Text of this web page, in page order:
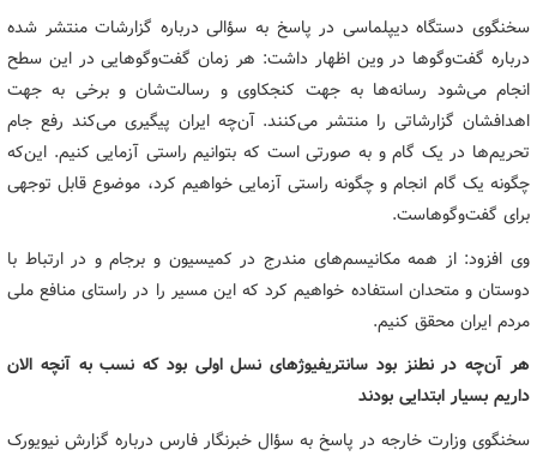
سخنگوی دستگاه دیپلماسی در پاسخ به سؤالی درباره گزارشات منتشر شده
درباره گفت‌وگوها در وین اظهار داشت: هر زمان گفت‌وگوهایی در این سطح
انجام می‌شود رسانه‌ها به جهت کنجکاوی و رسالت‌شان و برخی به جهت
اهدافشان گزارشاتی را منتشر می‌کنند. آن‌چه ایران پیگیری می‌کند رفع جام
تحریم‌ها در یک گام و به صورتی است که بتوانیم راستی آزمایی کنیم. این‌که
چگونه یک گام انجام و چگونه راستی آزمایی خواهیم کرد، موضوع قابل توجهی
برای گفت‌وگوهاست.
وی افزود: از همه مکانیسم‌های مندرج در کمیسیون و برجام و در ارتباط با
دوستان و متحدان استفاده خواهیم کرد که این مسیر را در راستای منافع ملی
مردم ایران محقق کنیم.
هر آن‌چه در نطنز بود سانتریفیوژهای نسل اولی بود که نسب به آنچه الان
داریم بسیار ابتدایی بودند
سخنگوی وزارت خارجه در پاسخ به سؤال خبرنگار فارس درباره گزارش نیویورک